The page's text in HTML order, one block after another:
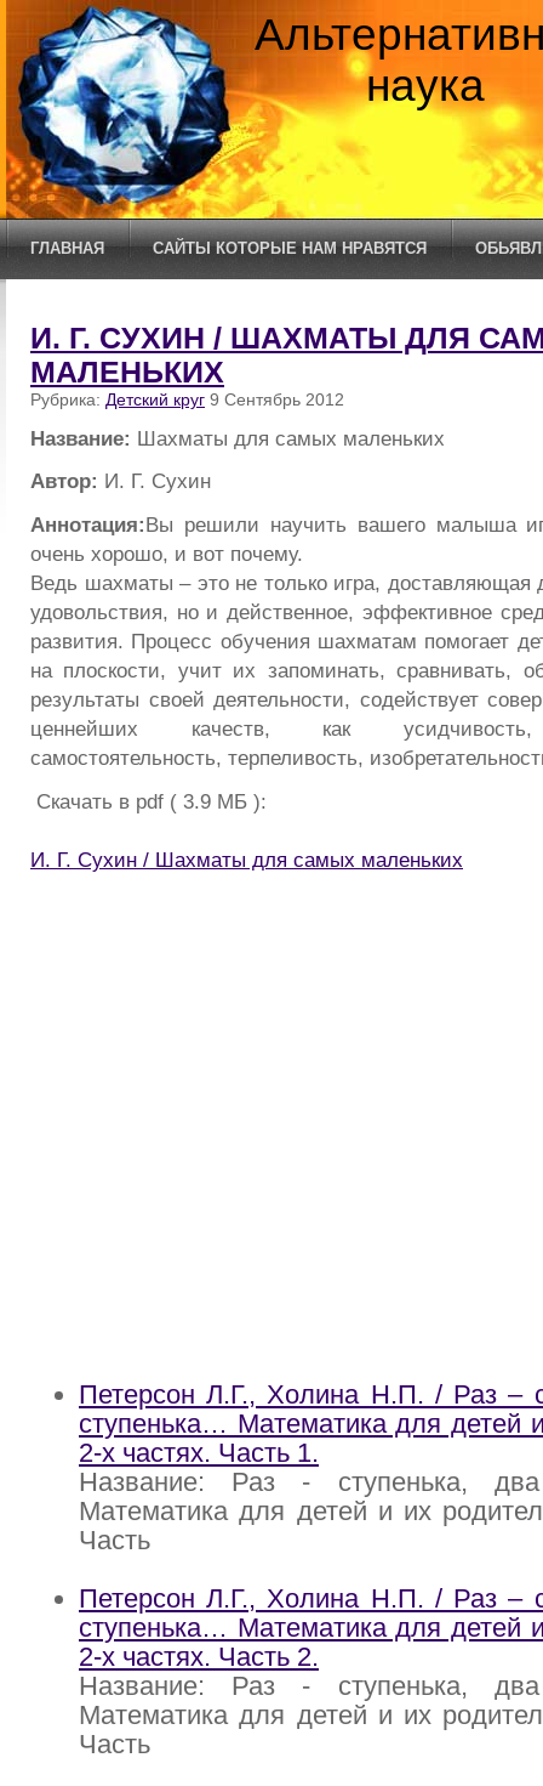
наука
ГЛАВНАЯ САЙТЫ КОТОРЫЕ НАМ НРАВЯТСЯ
И. Г. СУХИН / ШАХМАТЫ ДЛЯ
МАЛЕНЬКИХ
Рубрика: Детский круг 9 Сентябрь 2012
Название: Шахматы для самых маленьких
Автор: И. Г. Сухин
Аннотация:Вы решили научить вашего малыша
очень хорошо, и вот почему.
Ведь шахматы – это не только игра, доставляющая
удовольствия, но и действенное, эффективное
развития. Процесс обучения шахматам помогает
на плоскости, учит их запоминать, сравнивать,
результаты своей деятельности, содействует
ценнейших качеств, как усидчивость,
самостоятельность, терпеливость,
Скачать в pdf ( 3.9 МБ ):
И. Г. Сухин / Шахматы для самых маленьких
Петерсон Л.Г., Холина Н.П. / Раз –
ступенька… Математика для детей
2-х частях. Часть 1.
Название: Раз - ступенька,
Математика для детей и их
Часть
Петерсон Л.Г., Холина Н.П. / Раз –
ступенька… Математика для детей
2-х частях. Часть 2.
Название: Раз - ступенька,
Математика для детей и их
Часть